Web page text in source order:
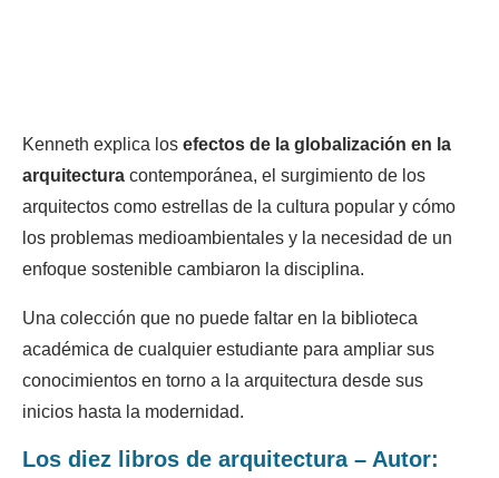
Kenneth explica los efectos de la globalización en la
arquitectura contemporánea, el surgimiento de los
arquitectos como estrellas de la cultura popular y cómo
los problemas medioambientales y la necesidad de un
enfoque sostenible cambiaron la disciplina.
Una colección que no puede faltar en la biblioteca
académica de cualquier estudiante para ampliar sus
conocimientos en torno a la arquitectura desde sus
inicios hasta la modernidad.
Los diez libros de arquitectura – Autor: